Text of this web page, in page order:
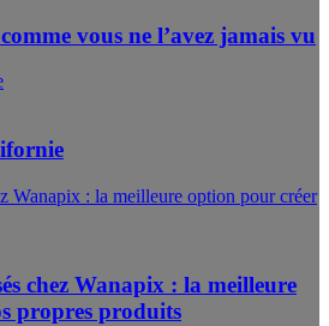
vous ne l’avez jamais vu
Wanapix : la meilleure option pour créer
chez Wanapix : la meilleure
propres produits